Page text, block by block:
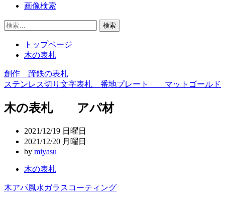
画像検索
検
トップページ
木の表札
投
稿
ナ
ョ
創作 蹄鉄の表札
ステンレス切り文字表札 番地プレート マットゴールド
木の表札 アパ材
2021/12/19 日曜日
2021/12/20 月曜日
by miyasu
木の表札
木アパ風水ガラスコーティング